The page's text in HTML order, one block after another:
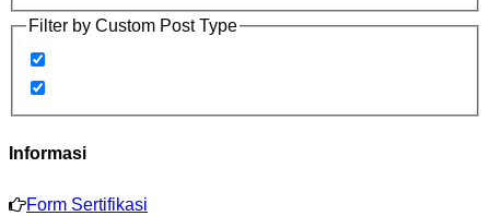
Filter by Custom Post Type
Informasi
Form Sertifikasi